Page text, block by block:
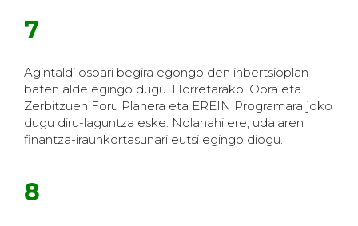
7
Agintaldi osoari begira egongo den inbertsioplan
baten alde egingo dugu. Horretarako, Obra eta
Zerbitzuen Foru Planera eta EREIN Programara joko
dugu diru-laguntza eske. Nolanahi ere, udalaren
finantza-iraunkortasunari eutsi egingo diogu.
8